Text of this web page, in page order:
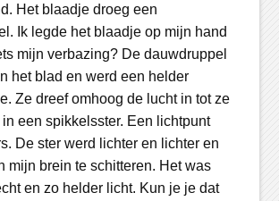
Het blaadje droeg een
Ik legde het blaadje op mijn hand
mijn verbazing? De dauwdruppel
het blad en werd een helder
Ze dreef omhoog de lucht in tot ze
een spikkelsster. Een lichtpunt
De ster werd lichter en lichter en
mijn brein te schitteren. Het was
en zo helder licht. Kun je je dat